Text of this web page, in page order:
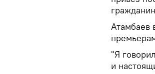
Атамбаев
"Я
и